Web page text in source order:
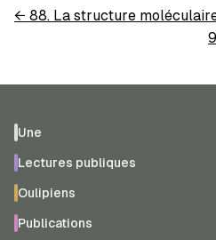
← 88. La structure
Une
Lectures publiques
Oulipiens
Publications